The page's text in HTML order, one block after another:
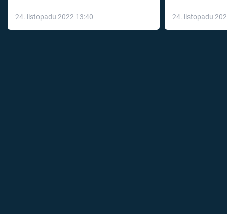
24. listopadu 2022 13:40
léky
24. listopadu